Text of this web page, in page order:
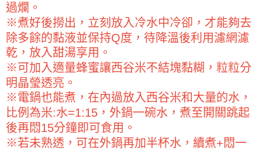
【注意事項】
１．透過由恩沛科技股份有限公司提供之「AFTEE先享後付」服務完成之交
易，需依本服務之必要範圍內提供個人資料，並將交易相關給付款項請求債
權轉讓予恩沛科技股份有限公司。
２．關於個人資料處理事宜，請瀏覽以下網址：
https://aftee.tw/terms/#terms3
３．未成年的使用者請事先徵得法定代理人或監護人之同意方可使用
「AFTEE先享後付」，若未經同意申辦者引起之損失，本公司不負相關責
任。
４．使用「AFTEE先享後付」時，將依據個別帳號之用戶狀況，依本公司即
時審查核予不同之上限額度；若仍有額度不足之情形，本公司將視審查結果
請求用戶進行身份認證。
５．嚴禁一人註冊多個帳號或使用他人資訊註冊。若發現惡意使用之情形，
恩沛科技股份有限公司將有權停止該用戶之使用額度並採取法律行動。
付款後7-11取貨-重量限制含紙箱10kg，請控制商品重量在9~
9.5kg
每筆NT$90，滿NT$990(含以上)免運費
宅配-新竹物流
每筆NT$150，滿NT$2,000(含以上)免運費
離島客戶-中華郵政
每筆NT$120，滿NT$2,000(含以上)免運費
過爛。
※煮好後撈出，立刻放入冷水中冷卻，才能夠去
除多餘的黏液並保持Q度，待降溫後利用濾網濾
乾，放入甜湯享用。
※可加入適量蜂蜜讓西谷米不結塊黏糊，粒粒分
明晶瑩透亮。
※電鍋也能煮，在內過放入西谷米和大量的水，
比例為米:水=1:15，外鍋一碗水，煮至開關跳起
後再悶15分鐘即可食用。
※若未熟透，可在外鍋再加半杯水，續煮+悶一